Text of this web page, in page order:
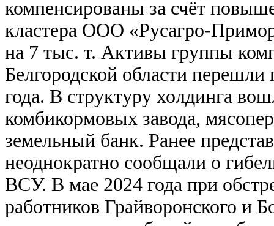
компенсированы за счёт
кластера ООО «Русагро-
на 7 тыс. т. Активы группы
Белгородской области
года. В структуру холдинга
комбикормовых завода,
земельный банк. Ранее
неоднократно сообщали о
ВСУ. В мае 2024 года при
работников Грайворонского и